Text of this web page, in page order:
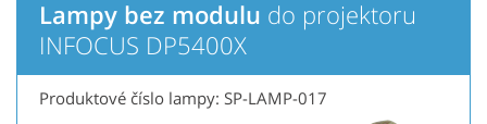
Lampy bez modulu do projektoru
INFOCUS DP5400X
Produktové číslo lampy: SP-LAMP-017